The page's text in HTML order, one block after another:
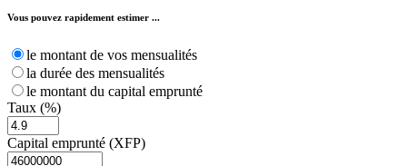
Vous pouvez rapidement estimer ...
le montant de vos mensualités
la durée des mensualités
le montant du capital emprunté
Taux (%)
Capital emprunté (XFP)